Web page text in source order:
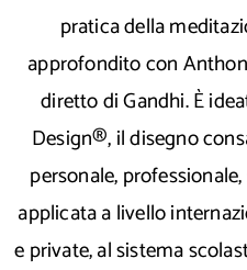
pratica della
approfondito con
diretto di Gandhi. È
Design®, il disegno
personale,
applicata a livello
e private, al sistema